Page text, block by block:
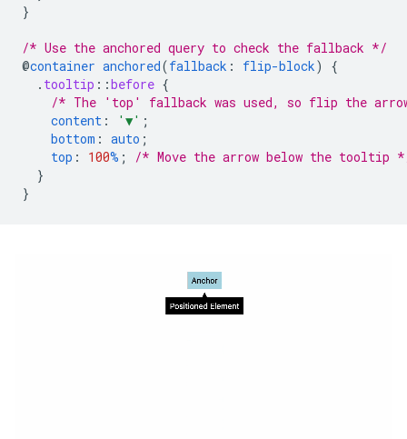
}
/* Use the anchored query to check the fallback */
@container anchored(fallback : flip-block)
{
. tooltip ::before {
/* The 'top' fallback was used, so flip the
content : '▼' ;
bottom : auto ;
top : 100% ;
/* Move the arrow below the tooltip
}
}